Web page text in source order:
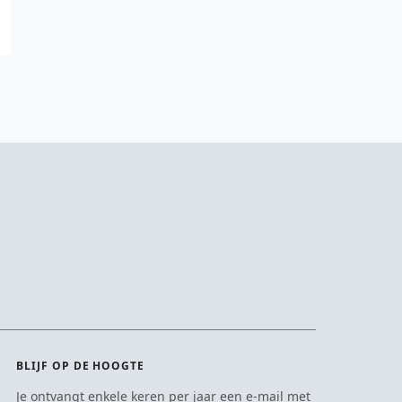
BLIJF OP DE HOOGTE
Je ontvangt enkele keren per jaar een e-mail met